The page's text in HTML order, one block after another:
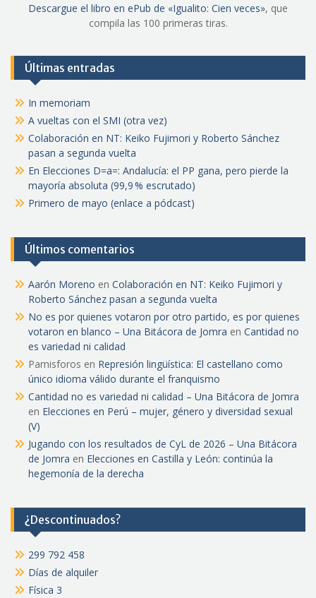
Descargue el libro en ePub de «Igualito: Cien veces», que
compila las 100 primeras tiras.
Últimas entradas
In memoriam
A vueltas con el SMI (otra vez)
Colaboración en NT: Keiko Fujimori y Roberto Sánchez
pasan a segunda vuelta
En Elecciones D=a=: Andalucía: el PP gana, pero pierde la
mayoría absoluta (99,9 % escrutado)
Primero de mayo (enlace a pódcast)
Últimos comentarios
Aarón Moreno en Colaboración en NT: Keiko Fujimori y
Roberto Sánchez pasan a segunda vuelta
No es por quienes votaron por otro partido, es por quienes
votaron en blanco – Una Bitácora de Jomra en Cantidad no
es variedad ni calidad
Pamisforos en Represión lingüística: El castellano como
único idioma válido durante el franquismo
Cantidad no es variedad ni calidad – Una Bitácora de Jomra
en Elecciones en Perú – mujer, género y diversidad sexual
(V)
Jugando con los resultados de CyL de 2026 – Una Bitácora
de Jomra en Elecciones en Castilla y León: continúa la
hegemonía de la derecha
¿Descontinuados?
299 792 458
Días de alquiler
Física 3